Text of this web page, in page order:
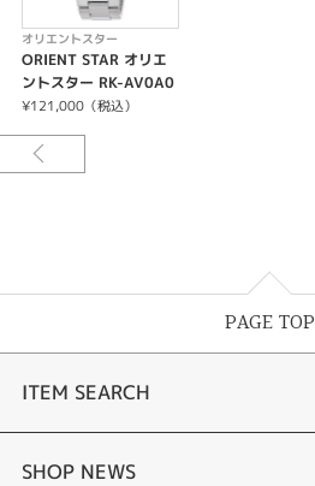
オリエントスター
ORIENT STAR オリエ
ントスター RK-AV0A0
1B
¥121,000（税込）
PAGE TOP
ITEM SEARCH
婚約指輪
SHOP NEWS